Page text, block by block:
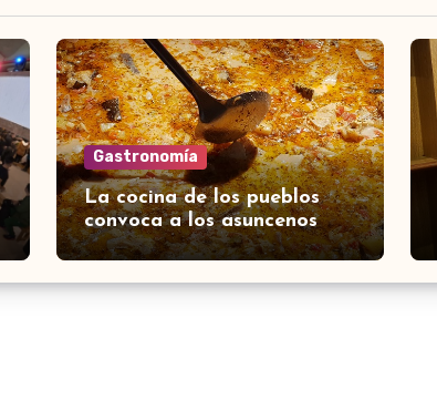
Gastronomía
La cocina de los pueblos
convoca a los asuncenos